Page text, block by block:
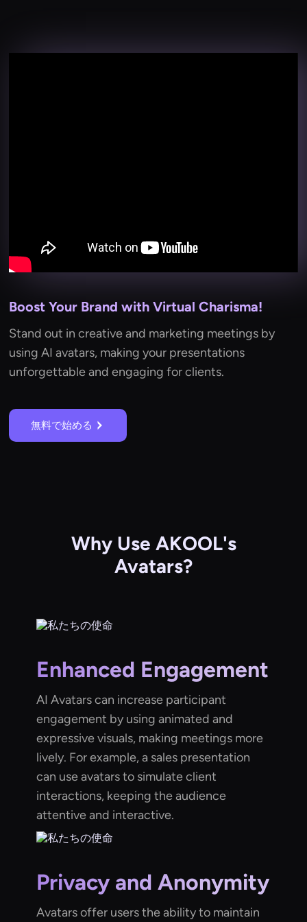
Boost Your Brand with Virtual Charisma!
Stand out in creative and marketing meetings by
using AI avatars, making your presentations
unforgettable and engaging for clients.
無料で始める
Why Use AKOOL's
Avatars?
Enhanced Engagement
AI Avatars can increase participant
engagement by using animated and
expressive visuals, making meetings more
lively. For example, a sales presentation
can use avatars to simulate client
interactions, keeping the audience
attentive and interactive.
Privacy and Anonymity
Avatars offer users the ability to maintain